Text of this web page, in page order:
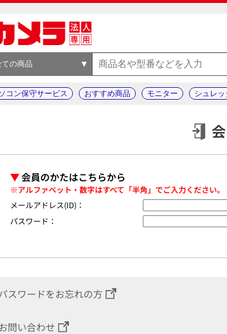
ての商品
コン保守サービス おすすめ商品 モニター シュレッ
▼会員のかたはこちらから
※アルファベット・数字はすべて「半角」でご入力ください。
メールアドレス(ID)：
パスワード：
スワードをお忘れの方
問い合わせ